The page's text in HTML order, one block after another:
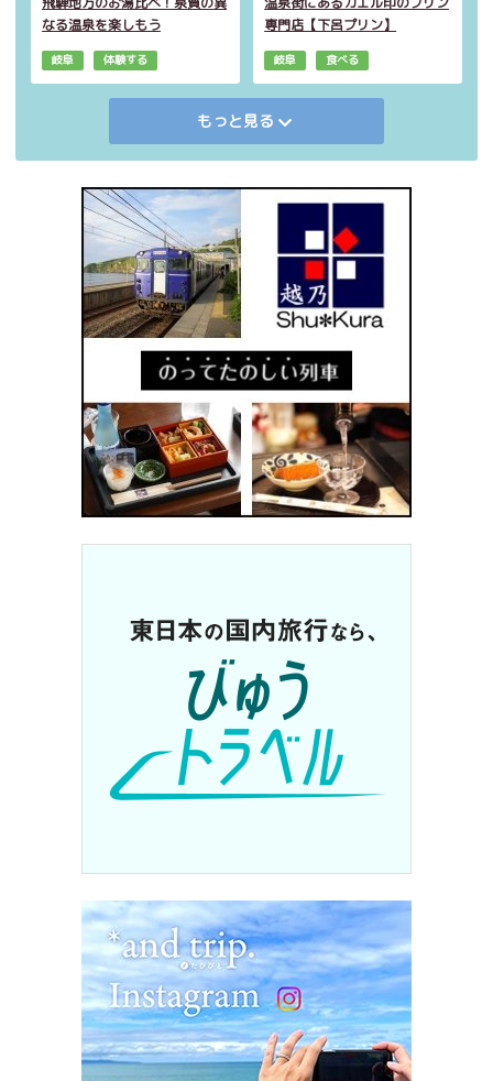
なる温泉を楽しもう
岐阜 体験する
専門店【下呂プリン】
岐阜 食べる
もっと見る